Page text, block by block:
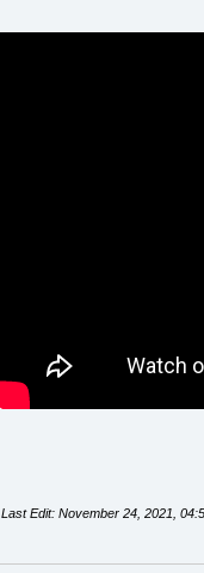
Last Edit: November 24, 2021,